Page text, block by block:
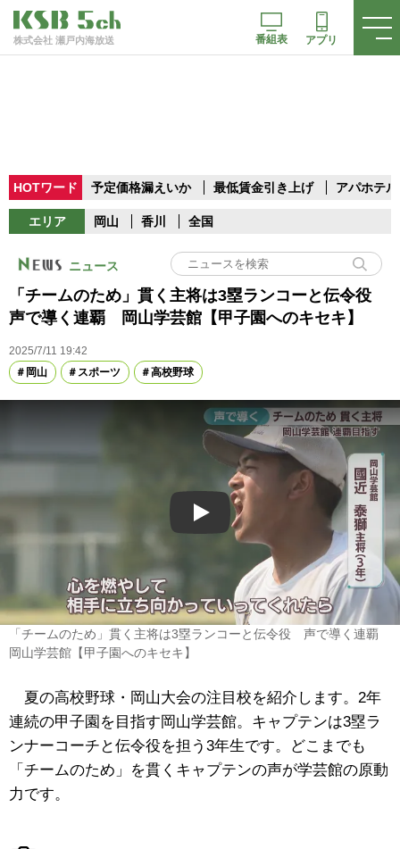
株式会社 瀬戸内海放送 番組表 アプリ
HOTワード 予定価格漏えいか 最低賃金引き上げ アパホテル
エリア 岡山 香川 全国
ニュース
「チームのため」貫く主将は3塁ランコーと伝令役
声で導く連覇 岡山学芸館【甲子園へのキセキ】
2025/7/11 19:42
岡山
スポーツ 高校野球
Play
「チームのため」貫く主将は3塁ランコーと伝令役 声で導く連覇
岡山学芸館【甲子園へのキセキ】
夏の高校野球・岡山大会の注目校を紹介します。2年
連続の甲子園を目指す岡山学芸館。キャプテンは3塁ラ
ンナーコーチと伝令役を担う3年生です。どこまでも
「チームのため」を貫くキャプテンの声が学芸館の原動
力です。